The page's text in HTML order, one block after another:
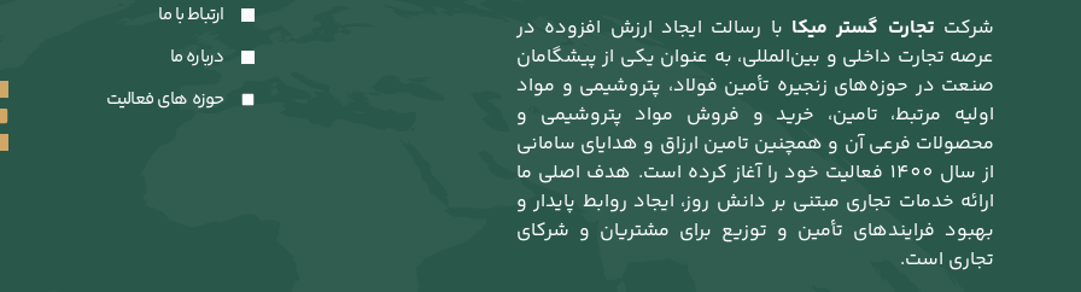
شرکت تجارت گستر میکا با رسالت ایجاد ارزش افزوده در
عرصه تجارت داخلی و بین‌المللی، به عنوان یکی از پیشگامان
صنعت در حوزه‌های زنجیره تأمین فولاد، پتروشیمی و مواد
اولیه مرتبط، تامین، خرید و فروش مواد پتروشیمی و
محصولات فرعی آن و همچنین تامین ارزاق و هدایای سامانی
از سال 1400 فعالیت خود را آغاز کرده است. هدف اصلی ما
ارائه خدمات تجاری مبتنی بر دانش روز، ایجاد روابط پایدار و
بهبود فرایندهای تأمین و توزیع برای مشتریان و شرکای
تجاری است.
ارتباط با ما
درباره ما
حوزه های فعالیت